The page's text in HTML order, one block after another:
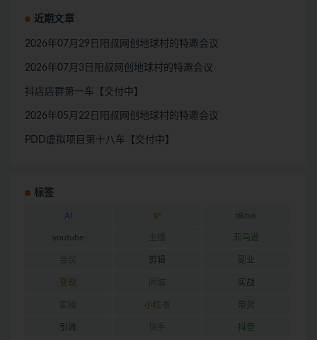
近期文章
2026年07月29日阳叔网创地球村的特邀会议
2026年07月3日阳叔网创地球村的特邀会议
抖店店群第一车【交付中】
2026年05月22日阳叔网创地球村的特邀会议
PDD虚拟项目第十八车【交付中】
标签
AI IP tiktok
youtube 亚马逊
剪辑 副业
变现 实战
小红书 带货
引流 抖音